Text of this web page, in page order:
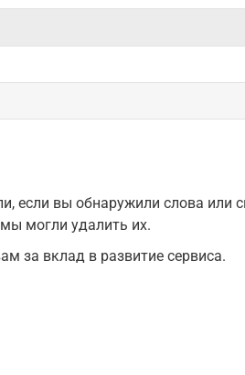
если вы обнаружили слова или
могли удалить их.
за вклад в развитие сервиса.